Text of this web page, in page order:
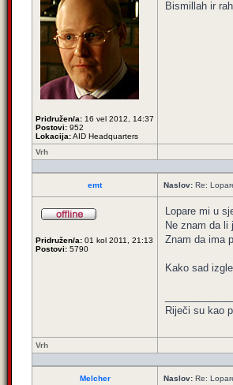
Pridružen/a: 16 vel 2012, 14:37
Postovi: 952
Lokacija:AID Headquarters
Bismillah ir
Vrh
emt Naslov: Re:
Pridružen/a: 01 kol 2011, 21:13
Postovi: 5790
Lopare mi u
Ne znam da
Znam da ima
Kako sad
Riječi su kao
Vrh
Melcher Naslov: Re: